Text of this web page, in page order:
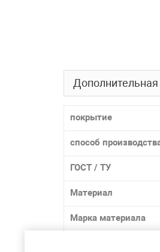
покрытие
способ
ГОСТ / ТУ
Материал
Марка материала